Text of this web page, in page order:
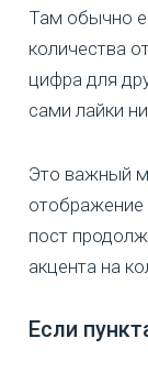
Там обычно
количества
цифра для
сами лайки
Это важный
отображение
пост
акцента на
Если